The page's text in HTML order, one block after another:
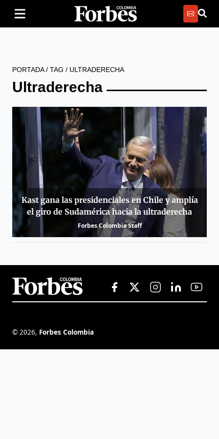
PORTADA/ TAG / ULTRADERECHA
Ultraderecha
Kast gana las presidenciales en Chile y amplía
el giro de Sudamérica hacia la ultraderecha
Forbes Colombia Staff
© 2026, Forbes Colombia